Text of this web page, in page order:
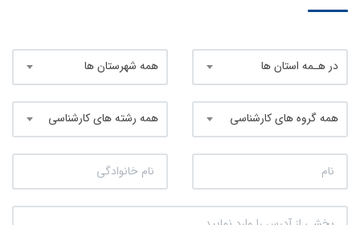
در هـمه استان ها همه شهرستان ها
همه گروه های کارشناسی همه رشته های کارشناسی